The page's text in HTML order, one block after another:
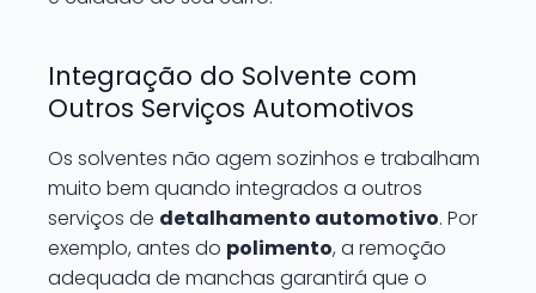
Integração do Solvente com
Outros Serviços Automotivos
Os solventes não agem sozinhos e trabalham
muito bem quando integrados a outros
serviços de detalhamento automotivo. Por
exemplo, antes do polimento, a remoção
adequada de manchas garantirá que o